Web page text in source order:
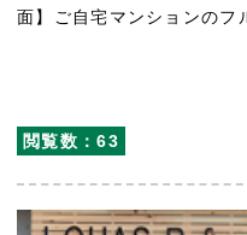
閲覧数：63
面】ご自宅マンションの